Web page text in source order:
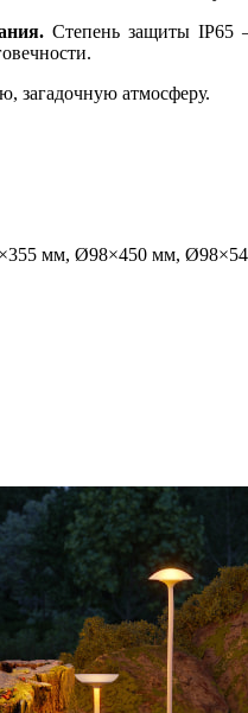
Степень защиты IP65
загадочную атмосферу.
мм, Ø98×450 мм,